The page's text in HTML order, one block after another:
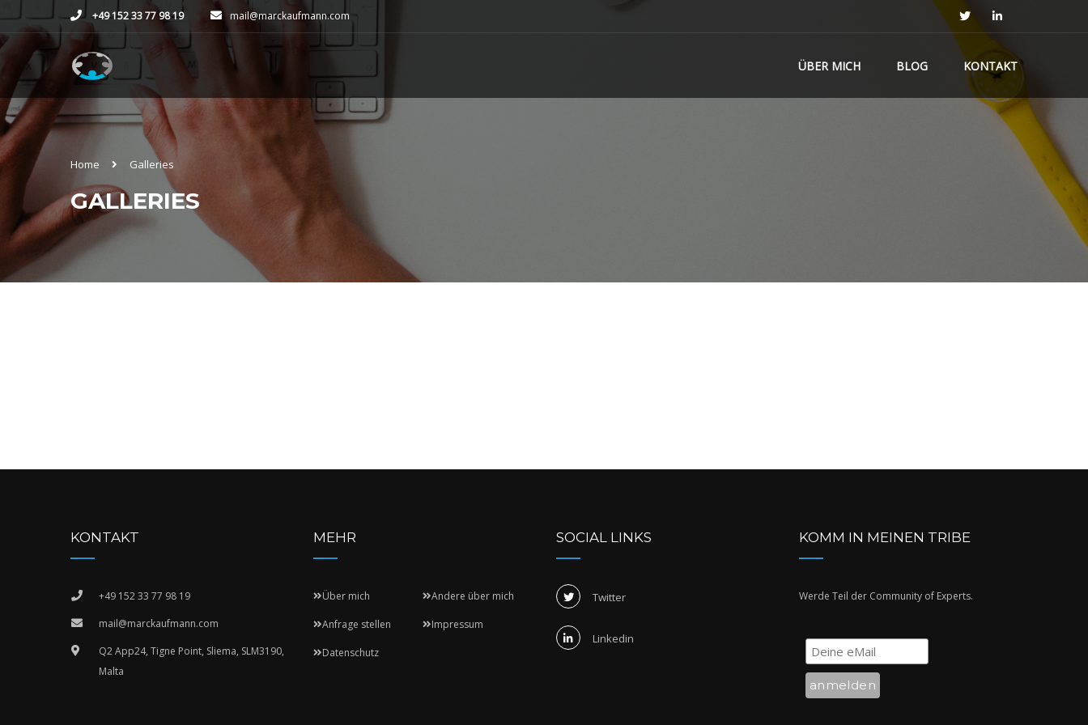
+49 152 33 77 98 19 mail@marckaufmann.com
ÜBER MICH BLOG KONTAKT
Home Galleries
GALLERIES
KONTAKT
+49 152 33 77 98 19
mail@marckaufmann.com
Q2 App24, Tigne Point, Sliema, SLM3190,
Malta
MEHR
Über mich Andere über mich
Anfrage stellen Impressum
Datenschutz
SOCIAL LINKS
Twitter
Linkedin
KOMM IN MEINEN TRIBE
Werde Teil der Community of Experts.